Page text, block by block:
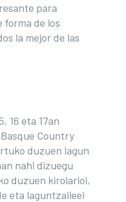
para
forma de los
la mejor de las
16 eta 17an
Country
duzuen lagun
nahi dizuegu
duzuen kirolarioi,
eta laguntzaileei